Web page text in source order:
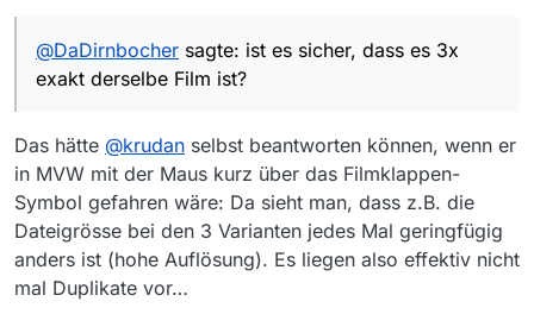
@DaDirnbocher sagte: ist es sicher, dass es 3x
exakt derselbe Film ist?
Das hätte @krudan selbst beantworten können, wenn er
in MVW mit der Maus kurz über das Filmklappen-
Symbol gefahren wäre: Da sieht man, dass z.B. die
Dateigrösse bei den 3 Varianten jedes Mal geringfügig
anders ist (hohe Auflösung). Es liegen also effektiv nicht
mal Duplikate vor…